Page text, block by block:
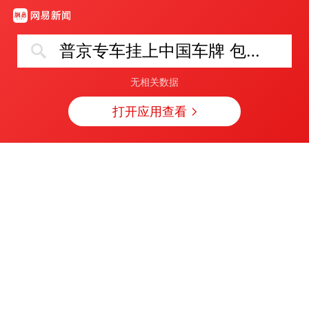
普京专车挂上中国车牌 包含3个“8”
无相关数据
打开应用查看